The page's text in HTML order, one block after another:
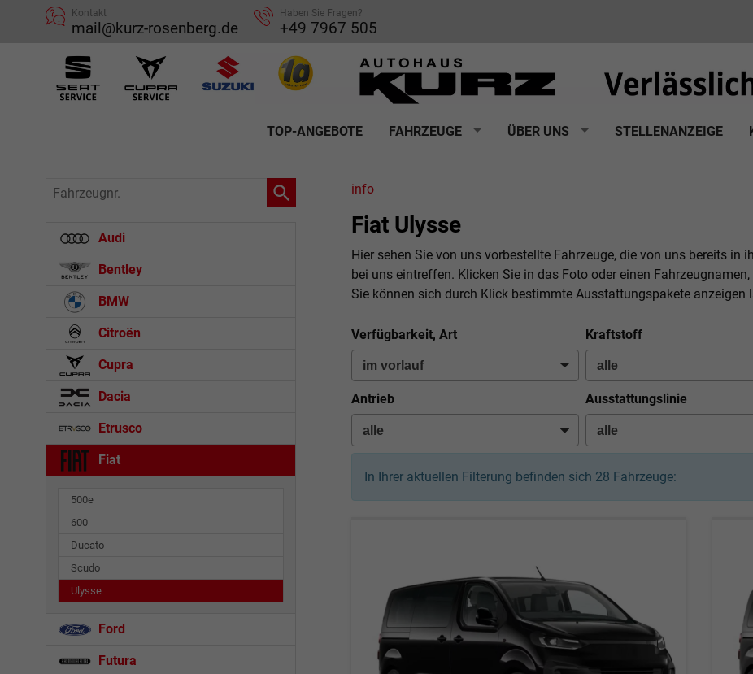
Kontakt
mail@kurz-rosenberg.de
Haben Sie Fragen?
+49 7967 505
TOP-ANGEBOTE FAHRZEUGE ÜBER UNS STELLENANZEIGE
info
Fiat Ulysse
Hier sehen Sie von uns vorbestellte Fahrzeuge, die von uns bereits
bei uns eintreffen. Klicken Sie in das Foto oder einen
Sie können sich durch Klick bestimmte Ausstattungspakete anzeigen
Verfügbarkeit, Art Kraftstoff
Antrieb Ausstattungslinie
In Ihrer aktuellen Filterung befinden sich 28 Fahrzeuge:
Fahrzeugnr.
Audi
Bentley
BMW
Citroën
Cupra
Dacia
Etrusco
Fiat
500e
600
Ducato
Scudo
Ulysse
Ford
Futura